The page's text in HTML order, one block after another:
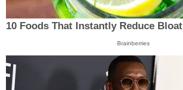
10 Foods That Instantly Reduce Bloat
Brainberries